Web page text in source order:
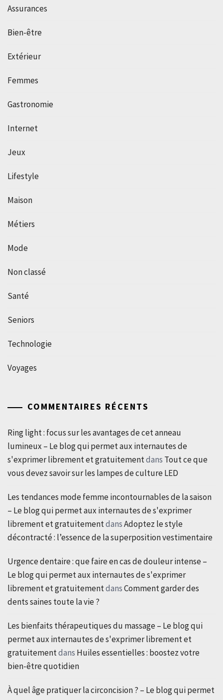
Assurances
Bien-être
Extérieur
Femmes
Gastronomie
Internet
Jeux
Lifestyle
Maison
Métiers
Mode
Non classé
Santé
Seniors
Technologie
Voyages
COMMENTAIRES RÉCENTS
Ring light : focus sur les avantages de cet anneau
lumineux – Le blog qui permet aux internautes de
s'exprimer librement et gratuitementdans Tout ce que
vous devez savoir sur les lampes de culture LED
Les tendances mode femme incontournables de la saison
– Le blog qui permet aux internautes de s'exprimer
librement et gratuitementdansAdoptez le style
décontracté : l’essence de la superposition vestimentaire
Urgence dentaire : que faire en cas de douleur intense –
Le blog qui permet aux internautes de s'exprimer
librement et gratuitementdansComment garder des
dents saines toute la vie ?
Les bienfaits thérapeutiques du massage – Le blog qui
permet aux internautes de s'exprimer librement et
gratuitementdans Huiles essentielles : boostez votre
bien-être quotidien
À quel âge pratiquer la circoncision ? – Le blog qui permet